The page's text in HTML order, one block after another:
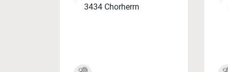
3434 Chorherrn